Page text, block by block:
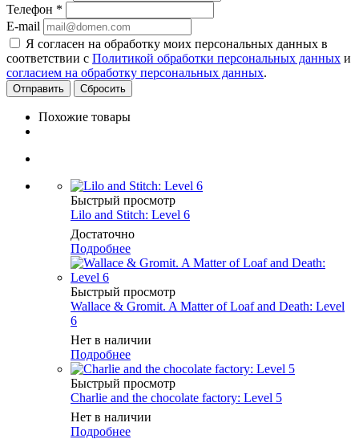
Телефон *
E-mail
Я согласен на обработку моих персональных данных в
соответствии с Политикой обработки персональных данных и
согласием на обработку персональных данных.
Сбросить
Похожие товары
Быстрый просмотр
Lilo and Stitch: Level 6
Достаточно
Подробнее
Быстрый просмотр
Wallace & Gromit. A Matter of Loaf and Death: Level
6
Нет в наличии
Подробнее
Быстрый просмотр
Charlie and the chocolate factory: Level 5
Нет в наличии
Подробнее